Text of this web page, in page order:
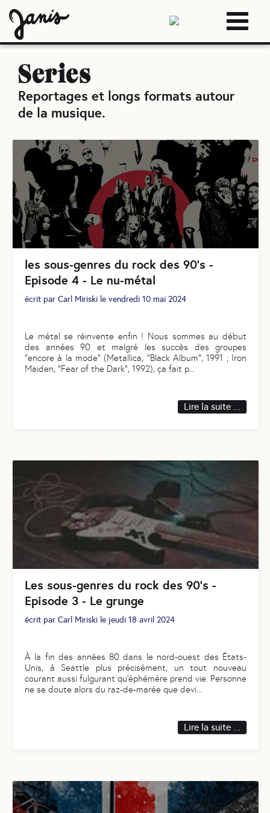
Series
Reportages et longs formats autour
de la musique.
les sous-genres du rock des 90's -
Episode 4 - Le nu-métal
écrit par Carl Miriski le vendredi 10 mai 2024
Le métal se réinvente enfin ! Nous sommes au début
des années 90 et malgré les succès des groupes
"encore à la mode" (Metallica, "Black Album", 1991 ; Iron
Maiden, "Fear of the Dark", 1992), ça fait p
Lire la suite ...
Les sous-genres du rock des 90's -
Episode 3 - Le grunge
écrit par Carl Miriski le jeudi 18 avril 2024
À la fin des années 80 dans le nord-ouest des États-
Unis, à Seattle plus précisément, un tout nouveau
courant aussi fulgurant qu'éphémère prend vie. Personne
ne se doute alors du raz-de-marée que devi
Lire la suite ...